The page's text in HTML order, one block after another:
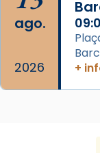
ago.
2026
+